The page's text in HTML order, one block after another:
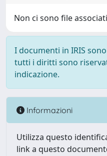
Non ci sono file
I documenti in IRIS
tutti i diritti sono
indicazione.
Informazioni
Utilizza questo
link a questo